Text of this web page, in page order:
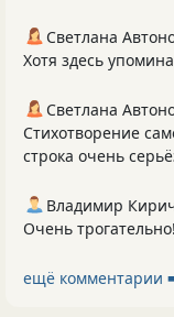
Светлана
Хотя здесь
Светлана
Стихотворение
строка очень
Владимир
Очень трогательно!
ещё комментарии